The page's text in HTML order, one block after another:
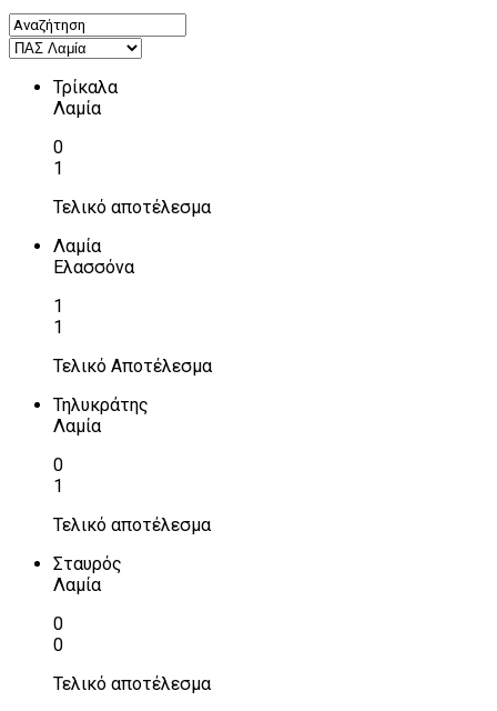
Τρίκαλα
Λαμία
0
1
Τελικό αποτέλεσμα
Λαμία
Ελασσόνα
1
1
Τελικό Αποτέλεσμα
Τηλυκράτης
Λαμία
0
1
Τελικό αποτέλεσμα
Σταυρός
Λαμία
0
0
Τελικό αποτέλεσμα